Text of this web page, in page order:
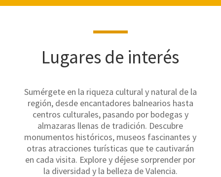
Lugares de interés
Sumérgete en la riqueza cultural y natural de la
región, desde encantadores balnearios hasta
centros culturales, pasando por bodegas y
almazaras llenas de tradición. Descubre
monumentos históricos, museos fascinantes y
otras atracciones turísticas que te cautivarán
en cada visita. Explore y déjese sorprender por
la diversidad y la belleza de Valencia.